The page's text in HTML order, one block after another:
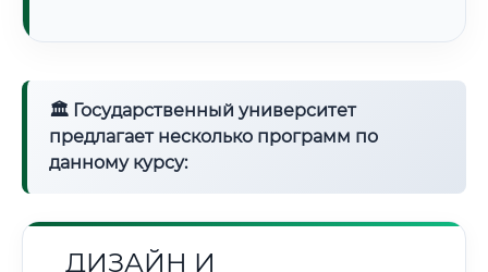
🏛 Государственный университет
предлагает несколько программ по
данному курсу:
ДИЗАЙН И